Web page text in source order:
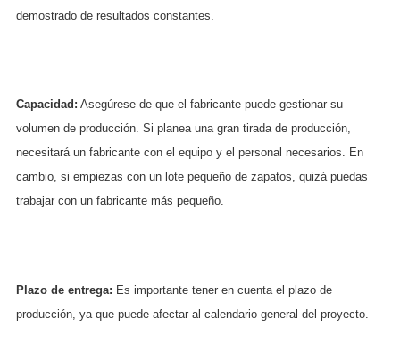
demostrado de resultados constantes.
Capacidad: Asegúrese de que el fabricante puede gestionar su
volumen de producción. Si planea una gran tirada de producción,
necesitará un fabricante con el equipo y el personal necesarios. En
cambio, si empiezas con un lote pequeño de zapatos, quizá puedas
trabajar con un fabricante más pequeño.
Plazo de entrega: Es importante tener en cuenta el plazo de
producción, ya que puede afectar al calendario general del proyecto.